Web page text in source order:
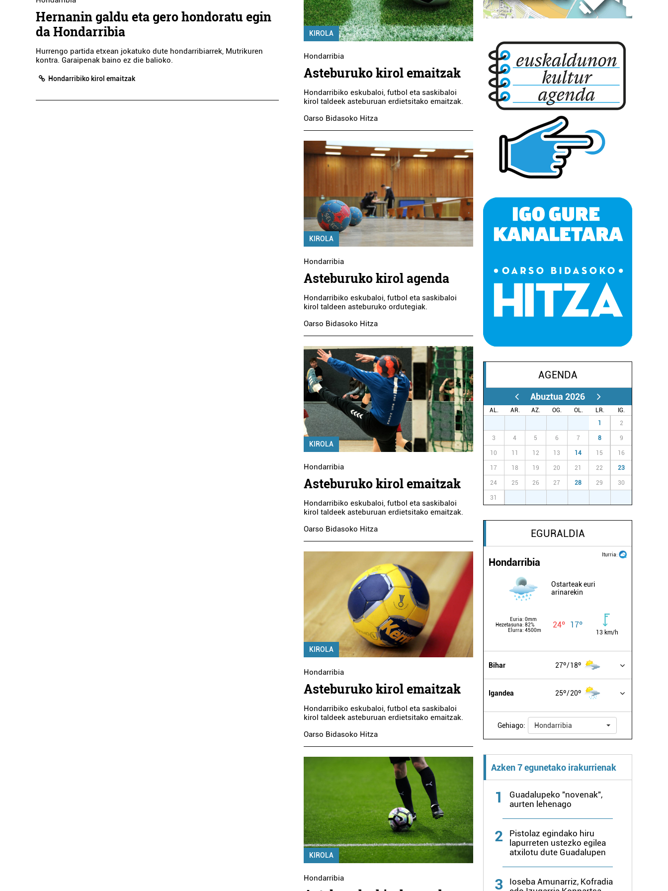
Hernanin galdu eta gero hondoratu egin
da Hondarribia
Hurrengo partida etxean jokatuko dute hondarribiarrek, Mutrikuren
kontra. Garaipenak baino ez die balioko.
Hondarribiko kirol emaitzak
KIROLA
Hondarribia
Asteburuko kirol emaitzak
Hondarribiko eskubaloi, futbol eta saskibaloi
kirol taldeek asteburuan erdietsitako emaitzak.
Oarso Bidasoko Hitza
KIROLA
Hondarribia
Asteburuko kirol agenda
Hondarribiko eskubaloi, futbol eta saskibaloi
kirol taldeen asteburuko ordutegiak.
Oarso Bidasoko Hitza
KIROLA
Hondarribia
Asteburuko kirol emaitzak
Hondarribiko eskubaloi, futbol eta saskibaloi
kirol taldeek asteburuan erdietsitako emaitzak.
Oarso Bidasoko Hitza
KIROLA
Hondarribia
Asteburuko kirol emaitzak
Hondarribiko eskubaloi, futbol eta saskibaloi
kirol taldeek asteburuan erdietsitako emaitzak.
Oarso Bidasoko Hitza
KIROLA
Hondarribia
AGENDA
Abuztua 2026
AL. AR. AZ. OG. OL. LR.
IG.
1 2
3 4 5 6 7 8 9
10 11 12 13 14 15 16
17 18 19 20 21 22 23
24 25 26 27 28 29 30
31
EGURALDIA
Iturria:
Hondarribia
Ostarteak euri
arinarekin
Euria: 0mm
Hezetasuna: 82%
Elurra: 4500m
24º 17º
13 km/h
Bihar 27º 18º
Igandea 25º 20º
Gehiago: Hondarribia
Azken 7 egunetako irakurrienak
1
Guadalupeko "novenak",
aurten lehenago
2
Pistolaz egindako hiru
lapurreten ustezko egilea
atxilotu dute Guadalupen
3
Ioseba Amunarriz, Kofradia